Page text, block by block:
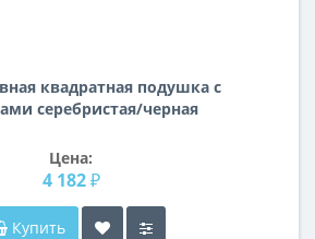
квадратная подушка с
серебристая/черная
Цена:
4 182 ₽
Купить